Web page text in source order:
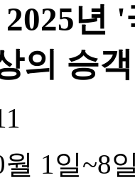
년
의 승
1일~8